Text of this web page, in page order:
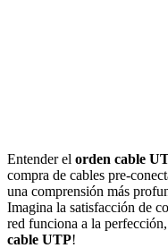
Entender el orden cable
compra de cables pre-
una comprensión más
Imagina la satisfacción de
red funciona a la
cable UTP!